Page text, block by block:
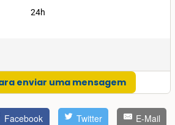
24h
enviar uma mensagem
Facebook Twitter E-Mail